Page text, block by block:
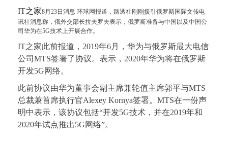
IT之家8月23日消息 环球网报道，路透社刚刚援引俄罗斯国际文传电
讯社消息称，俄外交部长拉夫罗夫表示，俄罗斯准备与中国以及中国公
司华为在5G技术上开展合作。
IT之家此前报道，2019年6月，华为与俄罗斯最大电信
公司MTS签署了协议。表示，2020年华为将在俄罗斯
开发5G网络。
此前协议由华为董事会副主席兼轮值主席郭平与MTS
总裁兼首席执行官Alexey Kornya签署。MTS在一份声
明中表示，该协议包括“开发5G技术，并在2019年和
2020年试点推出5G网络”。